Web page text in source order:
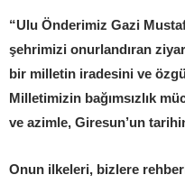
“Ulu Önderimiz Gazi
şehrimizi onurlandıran
bir milletin iradesini ve
Milletimizin bağımsızlık
ve azimle, Giresun’un
Onun ilkeleri, bizlere